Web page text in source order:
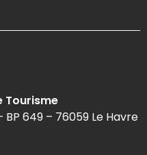
Tourisme
649 – 76059 Le Havre